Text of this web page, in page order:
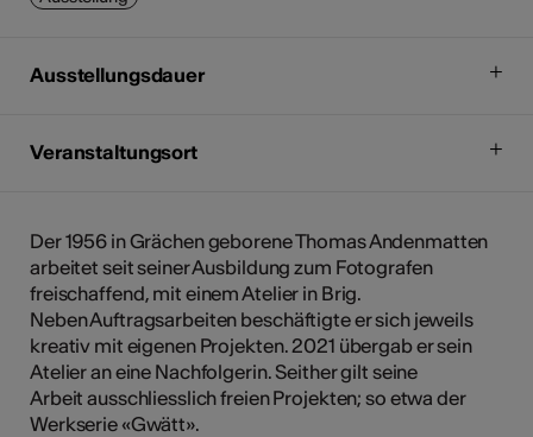
Ausstellungsdauer
Veranstaltungsort
Der 1956 in Grächen geborene Thomas Andenmatten
arbeitet seit seiner Ausbildung zum Fotografen
freischaffend, mit einem Atelier in Brig.
Neben Auftragsarbeiten beschäftigte er sich jeweils
kreativ mit eigenen Projekten. 2021 übergab er sein
Atelier an eine Nachfolgerin. Seither gilt seine
Arbeit ausschliesslich freien Projekten; so etwa der
Werkserie «Gwätt».